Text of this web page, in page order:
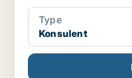
Type
Konsulent